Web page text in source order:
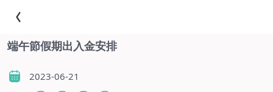
端午節假期出入金安排
2023-06-21